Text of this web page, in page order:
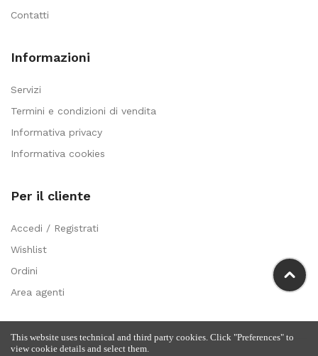
Contatti
Informazioni
Servizi
Termini e condizioni di vendita
Informativa privacy
Informativa cookies
Per il cliente
Accedi / Registrati
Wishlist
Ordini
Area agenti
This website uses technical and third party cookies. Click "Preferences" to
view cookie details and select them.